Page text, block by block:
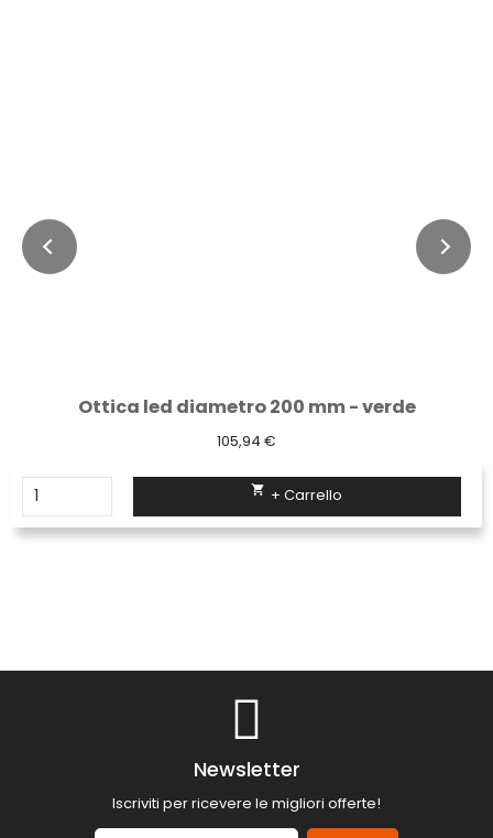
Ottica led diametro 200 mm - verde
105,94 €
 + Carrello
Newsletter
Iscriviti per ricevere le migliori offerte!